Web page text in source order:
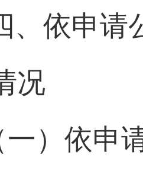
、依申请
况
一）依申